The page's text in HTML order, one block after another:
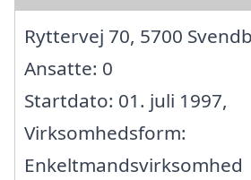
Ryttervej 70, 5700
Ansatte: 0
Startdato: 01. juli 1997,
Virksomhedsform:
Enkeltmandsvirksomhed